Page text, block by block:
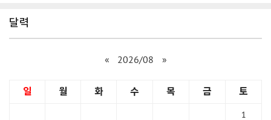
달력
« 2026/08 »
일 월 화 수 목 금 토
1